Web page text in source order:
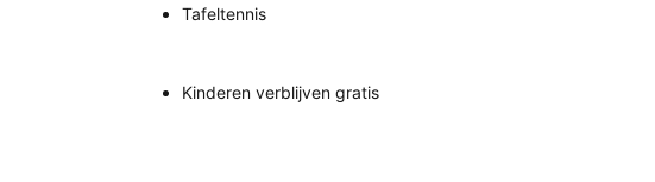
Tafeltennis
Kinderen verblijven gratis